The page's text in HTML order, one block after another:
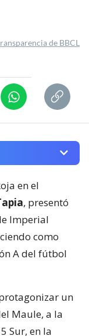
de BBCL
en el
, presentó
Imperial
como
A del fútbol
un
Maule, a la
Sur, en la